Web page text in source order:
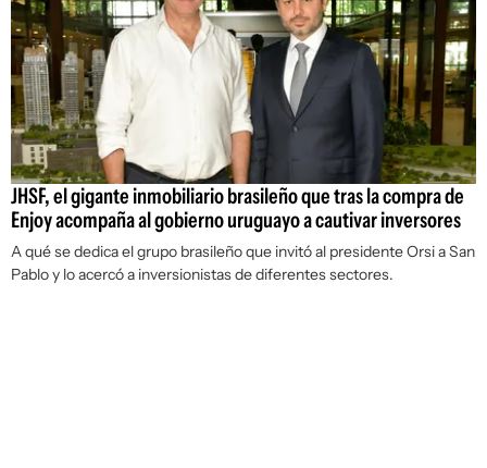
JHSF, el gigante inmobiliario brasileño que tras la compra de
Enjoy acompaña al gobierno uruguayo a cautivar inversores
A qué se dedica el grupo brasileño que invitó al presidente Orsi a San
Pablo y lo acercó a inversionistas de diferentes sectores.